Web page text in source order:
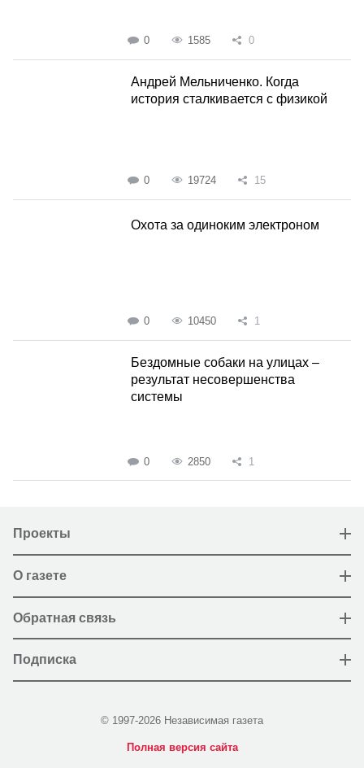
0 1585 0
Андрей Мельниченко. Когда
история сталкивается с физикой
0 19724 15
Охота за одиноким электроном
0 10450 1
Бездомные собаки на улицах –
результат несовершенства
системы
0 2850 1
Проекты
О газете
Обратная связь
Подписка
© 1997-2026 Независимая газета
Полная версия сайта